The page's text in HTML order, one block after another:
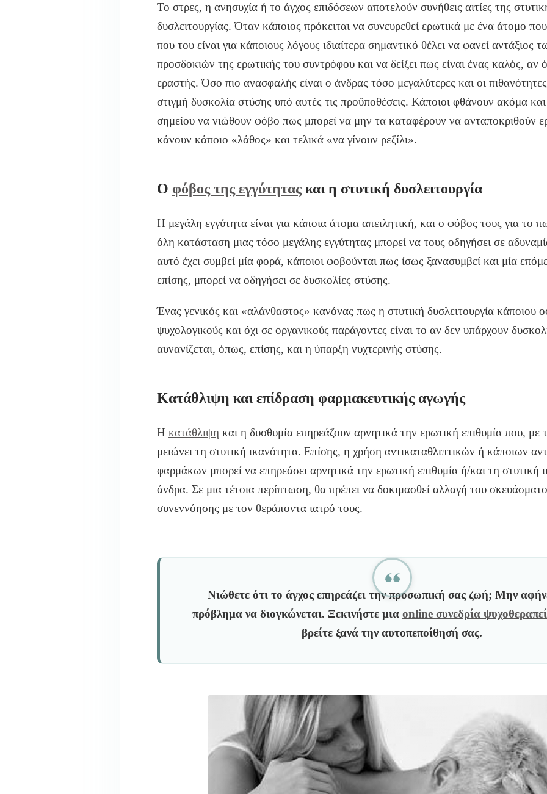
Το στρες, η ανησυχία ή το άγχος επιδόσεων αποτελούν συνήθεις αιτίες της
δυσλειτουργίας. Όταν κάποιος πρόκειται να συνευρεθεί ερωτικά με ένα άτομο
που του είναι για κάποιους λόγους ιδιαίτερα σημαντικό θέλει να φανεί αντάξιος
προσδοκιών της ερωτικής του συντρόφου και να δείξει πως είναι ένας καλός, αν
εραστής. Όσο πιο ανασφαλής είναι ο άνδρας τόσο μεγαλύτερες και οι
στιγμή δυσκολία στύσης υπό αυτές τις προϋποθέσεις. Κάποιοι φθάνουν ακόμα και
σημείου να νιώθουν φόβο πως μπορεί να μην τα καταφέρουν να ανταποκριθούν
κάνουν κάποιο «λάθος» και τελικά «να γίνουν ρεζίλι».
Ο φόβος της εγγύτητας και η στυτική δυσλειτουργία
Η μεγάλη εγγύτητα είναι για κάποια άτομα απειλητική, και ο φόβος τους για το
όλη κατάσταση μιας τόσο μεγάλης εγγύτητας μπορεί να τους οδηγήσει σε
αυτό έχει συμβεί μία φορά, κάποιοι φοβούνται πως ίσως ξανασυμβεί και μία
επίσης, μπορεί να οδηγήσει σε δυσκολίες στύσης.
Ένας γενικός και «αλάνθαστος» κανόνας πως η στυτική δυσλειτουργία κάποιου
ψυχολογικούς και όχι σε οργανικούς παράγοντες είναι το αν δεν υπάρχουν
αυνανίζεται, όπως, επίσης, και η ύπαρξη νυχτερινής στύσης.
Κατάθλιψη και επίδραση φαρμακευτικής αγωγής
Η κατάθλιψη και η δυσθυμία επηρεάζουν αρνητικά την ερωτική επιθυμία που, με
μειώνει τη στυτική ικανότητα. Επίσης, η χρήση αντικαταθλιπτικών ή κάποιων
φαρμάκων μπορεί να επηρεάσει αρνητικά την ερωτική επιθυμία ή/και τη στυτική
άνδρα. Σε μια τέτοια περίπτωση, θα πρέπει να δοκιμασθεί αλλαγή του
συνεννόησης με τον θεράποντα ιατρό τους.
Νιώθετε ότι το άγχος επηρεάζει την προσωπική σας ζωή; Μην
πρόβλημα να διογκώνεται. Ξεκινήστε μια online συνεδρία
βρείτε ξανά την αυτοπεποίθησή σας.